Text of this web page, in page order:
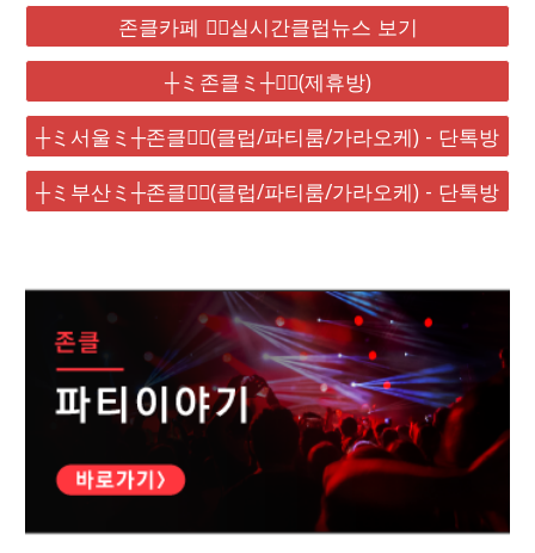
존클카페 ❤️‍🔥실시간클럽뉴스 보기
┼ミ존클ミ┼❤️‍🔥(제휴방)
┼ミ서울ミ┼존클❤️‍🔥(클럽/파티룸/가라오케) - 단톡방
┼ミ부산ミ┼존클❤️‍🔥(클럽/파티룸/가라오케) - 단톡방